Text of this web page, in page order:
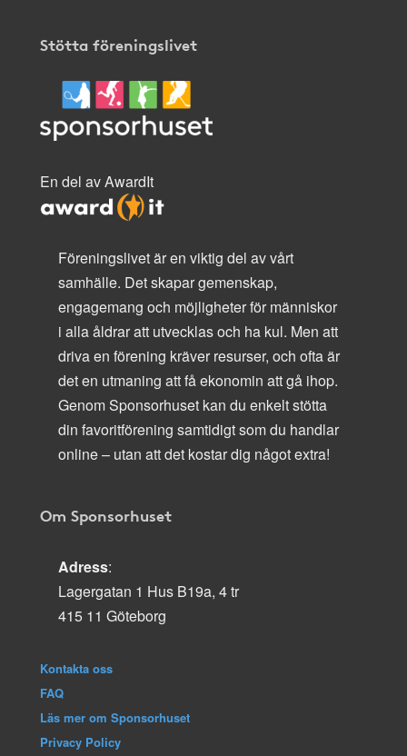
Stötta föreningslivet
En del av AwardIt
Föreningslivet är en viktig del av vårt
samhälle. Det skapar gemenskap,
engagemang och möjligheter för människor
i alla åldrar att utvecklas och ha kul. Men att
driva en förening kräver resurser, och ofta är
det en utmaning att få ekonomin att gå ihop.
Genom Sponsorhuset kan du enkelt stötta
din favoritförening samtidigt som du handlar
online – utan att det kostar dig något extra!
Om Sponsorhuset
Adress:
Lagergatan 1 Hus B19a, 4 tr
415 11 Göteborg
Kontakta oss
FAQ
Läs mer om Sponsorhuset
Privacy Policy